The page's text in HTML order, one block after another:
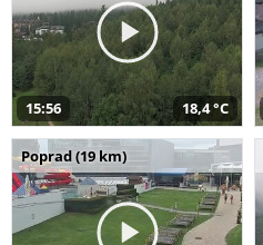
15:56 18,4 °C
Poprad (19 km)